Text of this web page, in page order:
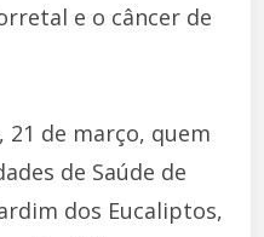
e o câncer de
de março, quem
de Saúde de
dos Eucaliptos,